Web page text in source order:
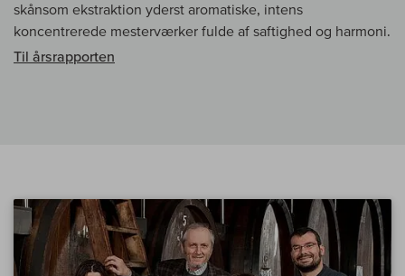
skånsom ekstraktion yderst aromatiske, intens
koncentrerede mesterværker fulde af saftighed og harmoni.
Til årsrapporten